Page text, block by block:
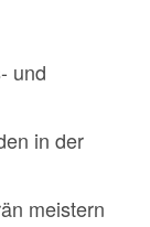
und
in der
meistern